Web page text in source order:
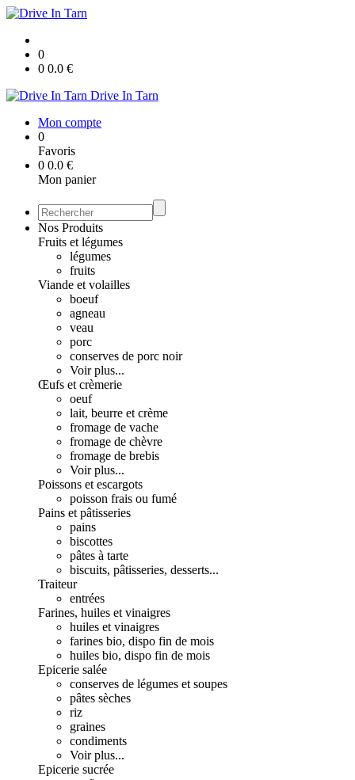
0
0 0.0 €
Drive In Tarn
Mon compte
0
Favoris
0 0.0 €
Mon panier
Nos Produits
Fruits et légumes
légumes
fruits
Viande et volailles
boeuf
agneau
veau
porc
conserves de porc noir
Voir plus...
Œufs et crèmerie
oeuf
lait, beurre et crème
fromage de vache
fromage de chèvre
fromage de brebis
Voir plus...
Poissons et escargots
poisson frais ou fumé
Pains et pâtisseries
pains
biscottes
pâtes à tarte
biscuits, pâtisseries, desserts...
Traiteur
entrées
Farines, huiles et vinaigres
huiles et vinaigres
farines bio, dispo fin de mois
huiles bio, dispo fin de mois
Epicerie salée
conserves de légumes et soupes
pâtes sèches
riz
graines
condiments
Voir plus...
Epicerie sucrée